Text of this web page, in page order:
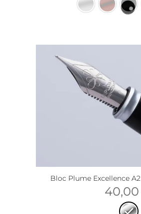
Bloc Plume Excellence
40,00